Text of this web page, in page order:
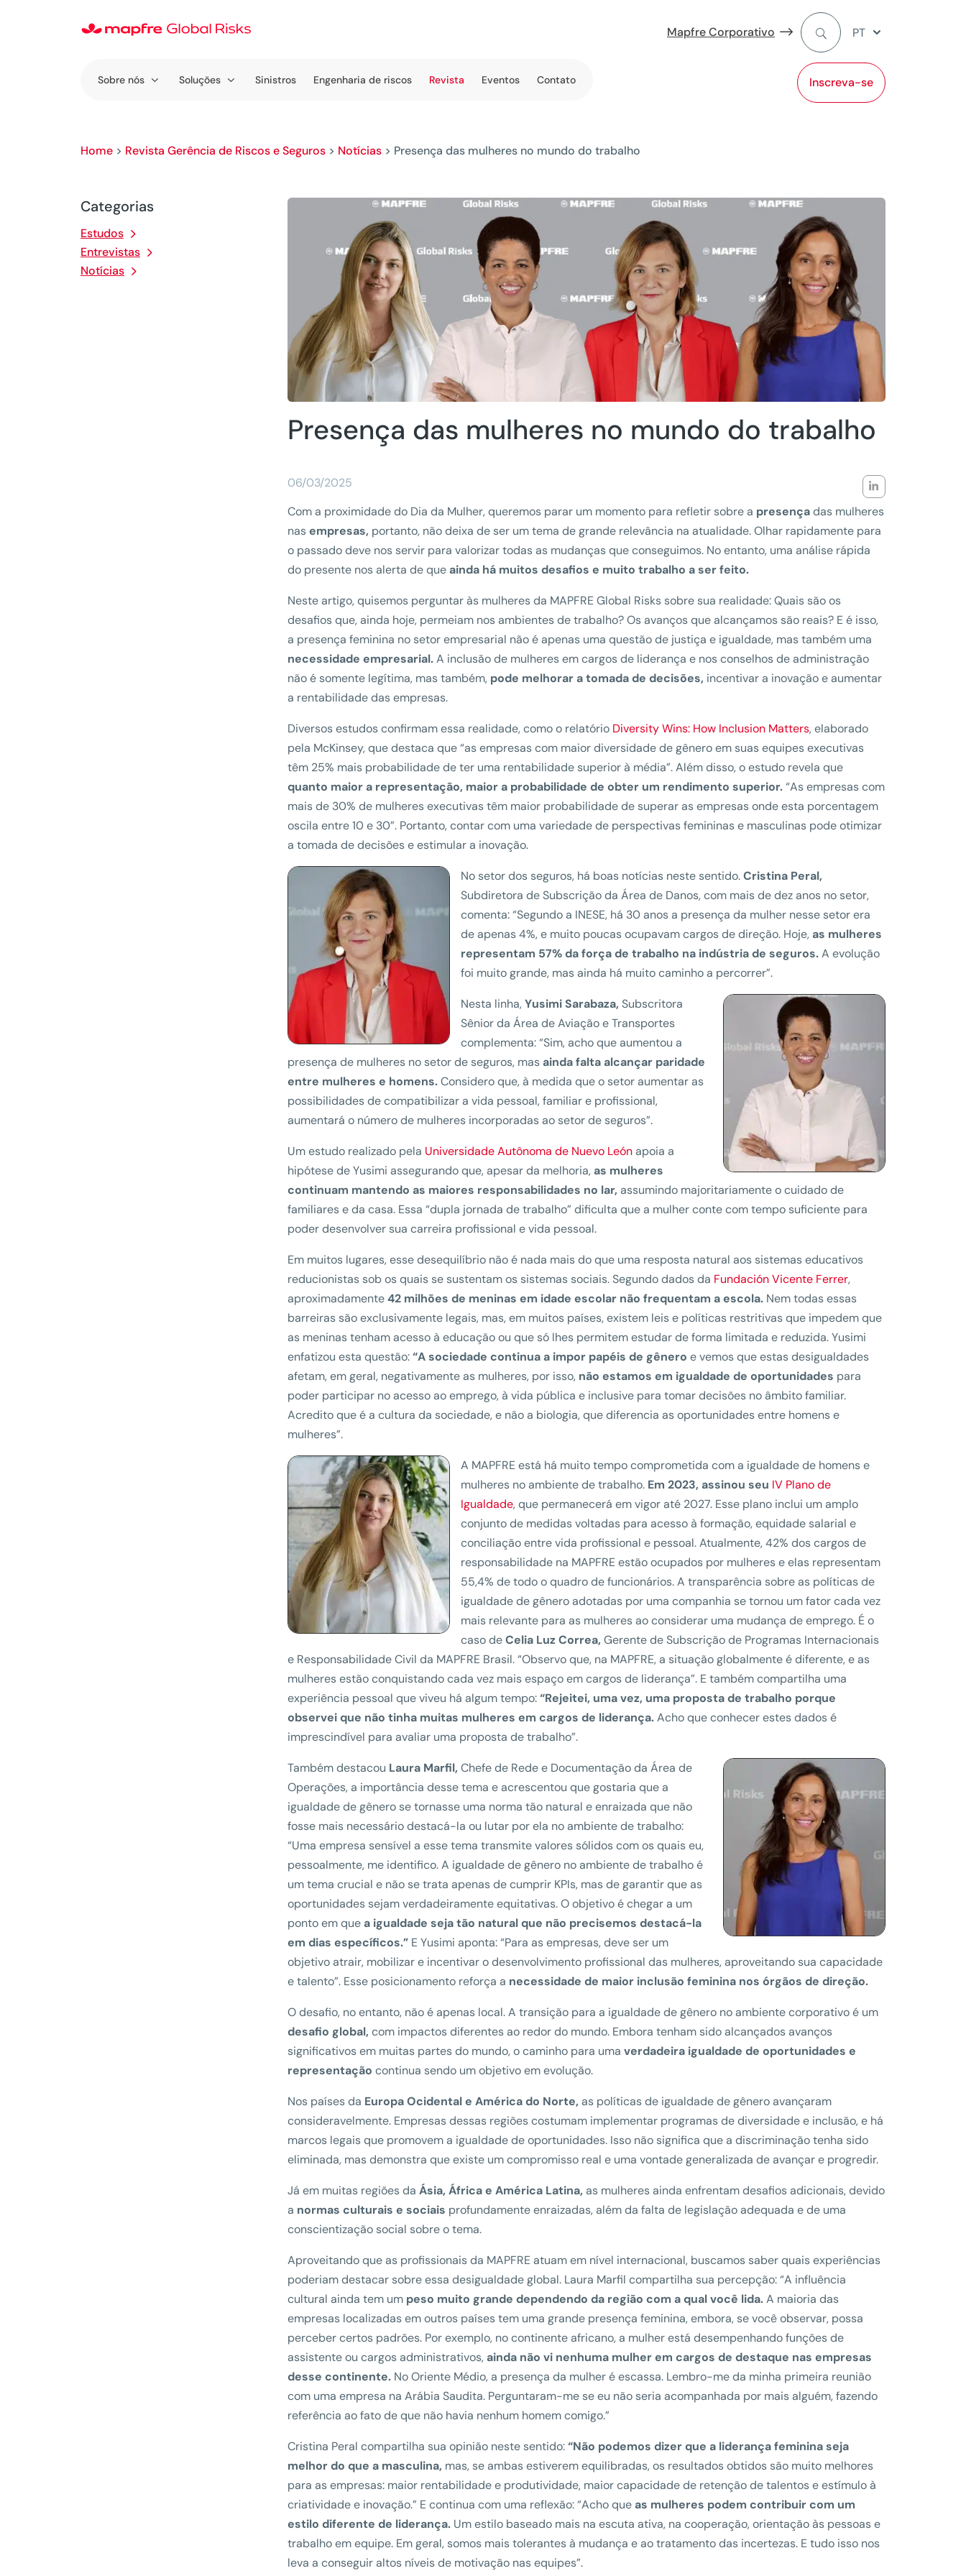
Mapfre Corporativo
Inscreva-se
PT
Sobre nós Soluções Sinistros Engenharia de riscos Revista Eventos Contato
Home > Revista Gerência de Riscos e Seguros > Notícias > Presença das mulheres no mundo do trabalho
Categorias
Estudos
Entrevistas
Notícias
Presença das mulheres no mundo do trabalho
06/03/2025
Com a proximidade do Dia da Mulher, queremos parar um momento para refletir sobre a presençadas mulheres
nasempresas, portanto, não deixa de ser um tema de grande relevância na atualidade. Olhar rapidamente para
o passado deve nos servir para valorizar todas as mudanças que conseguimos. No entanto, uma análise rápida
do presente nos alerta de que ainda há muitos desafios e muito trabalho a ser feito.
Neste artigo, quisemos perguntar às mulheres da MAPFRE Global Risks sobre sua realidade: Quais são os
desafios que, ainda hoje, permeiam nos ambientes de trabalho? Os avanços que alcançamos são reais? E é isso,
a presença feminina no setor empresarial não é apenas uma questão de justiça e igualdade, mas também uma
necessidade empresarial.A inclusão de mulheres em cargos de liderança e nos conselhos de administração
não é somente legítima, mas também, pode melhorar a tomada de decisões, incentivar a inovação e aumentar
a rentabilidade das empresas.
Diversos estudos confirmam essa realidade, como o relatório Diversity Wins: How Inclusion Matters, elaborado
pela McKinsey, que destaca que “as empresas com maior diversidade de gênero em suas equipes executivas
têm 25% mais probabilidade de ter uma rentabilidade superior à média”. Além disso, o estudo revela que
quanto maior a representação, maior a probabilidade de obter um rendimento superior.“As empresas com
mais de 30% de mulheres executivas têm maior probabilidade de superar as empresas onde esta porcentagem
oscila entre 10 e 30”. Portanto, contar com uma variedade de perspectivas femininas e masculinas pode otimizar
a tomada de decisões e estimular a inovação.
No setor dos seguros, há boas notícias neste sentido.Cristina Peral,
Subdiretora de Subscrição da Área de Danos, com mais de dez anos no setor,
comenta: “Segundo a INESE, há 30 anos a presença da mulher nesse setor era
de apenas 4%, e muito poucas ocupavam cargos de direção. Hoje, as mulheres
representam 57% da força de trabalho na indústria de seguros.A evolução
foi muito grande, mas ainda há muito caminho a percorrer”.
Nesta linha,Yusimi Sarabaza, Subscritora
Sênior da Área de Aviação e Transportes
complementa: “Sim, acho que aumentou a
presença de mulheres no setor de seguros, mas ainda falta alcançar paridade
entre mulheres e homens.Considero que, à medida que o setor aumentar as
possibilidades de compatibilizar a vida pessoal, familiar e profissional,
aumentará o número de mulheres incorporadas ao setor de seguros”.
Um estudo realizado pela Universidade Autônoma de Nuevo Leónapoia a
hipótese de Yusimi assegurando que, apesar da melhoria, as mulheres
continuam mantendo as maiores responsabilidades no lar, assumindo majoritariamente o cuidado de
familiares e da casa. Essa “dupla jornada de trabalho” dificulta que a mulher conte com tempo suficiente para
poder desenvolver sua carreira profissional e vida pessoal.
Em muitos lugares, esse desequilíbrio não é nada mais do que uma resposta natural aos sistemas educativos
reducionistas sob os quais se sustentam os sistemas sociais. Segundo dados da Fundación Vicente Ferrer,
aproximadamente42 milhões de meninas em idade escolar não frequentam a escola. Nem todas essas
barreiras são exclusivamente legais, mas, em muitos países, existem leis e políticas restritivas que impedem que
as meninas tenham acesso à educação ou que só lhes permitem estudar de forma limitada e reduzida. Yusimi
enfatizou esta questão:“A sociedade continua a impor papéis de gênero e vemos que estas desigualdades
afetam, em geral, negativamente as mulheres, por isso, não estamos em igualdade de oportunidades para
poder participar no acesso ao emprego, à vida pública e inclusive para tomar decisões no âmbito familiar.
Acredito que é a cultura da sociedade, e não a biologia, que diferencia as oportunidades entre homens e
mulheres”.
A MAPFRE está há muito tempo comprometida com a igualdade de homens e
mulheres no ambiente de trabalho. Em 2023, assinou seu IV Plano de
Igualdade, que permanecerá em vigor até 2027. Esse plano inclui um amplo
conjunto de medidas voltadas para acesso à formação, equidade salarial e
conciliação entre vida profissional e pessoal. Atualmente, 42% dos cargos de
responsabilidade na MAPFRE estão ocupados por mulheres e elas representam
55,4% de todo o quadro de funcionários. A transparência sobre as políticas de
igualdade de gênero adotadas por uma companhia se tornou um fator cada vez
mais relevante para as mulheres ao considerar uma mudança de emprego. É o
caso deCelia Luz Correa, Gerente de Subscrição de Programas Internacionais
e Responsabilidade Civil da MAPFRE Brasil. “Observo que, na MAPFRE, a situação globalmente é diferente, e as
mulheres estão conquistando cada vez mais espaço em cargos de liderança”. E também compartilha uma
experiência pessoal que viveu há algum tempo:“Rejeitei, uma vez, uma proposta de trabalho porque
observei que não tinha muitas mulheres em cargos de liderança.Acho que conhecer estes dados é
imprescindível para avaliar uma proposta de trabalho”.
Também destacou Laura Marfil, Chefe de Rede e Documentação da Área de
Operações, a importância desse tema e acrescentou que gostaria que a
igualdade de gênero se tornasse uma norma tão natural e enraizada que não
fosse mais necessário destacá-la ou lutar por ela no ambiente de trabalho:
“Uma empresa sensível a esse tema transmite valores sólidos com os quais eu,
pessoalmente, me identifico. A igualdade de gênero no ambiente de trabalho é
um tema crucial e não se trata apenas de cumprir KPIs, mas de garantir que as
oportunidades sejam verdadeiramente equitativas. O objetivo é chegar a um
ponto em que a igualdade seja tão natural que não precisemos destacá-la
em dias específicos.” E Yusimi aponta: “Para as empresas, deve ser um
objetivo atrair, mobilizar e incentivar o desenvolvimento profissional das mulheres, aproveitando sua capacidade
e talento”. Esse posicionamento reforça a necessidade de maior inclusão feminina nos órgãos de direção.
O desafio, no entanto, não é apenas local. A transição para a igualdade de gênero no ambiente corporativo é um
desafio global, com impactos diferentes ao redor do mundo. Embora tenham sido alcançados avanços
significativos em muitas partes do mundo, o caminho para umaverdadeira igualdade de oportunidades e
representação continua sendo um objetivo em evolução.
Nos países da Europa Ocidental e América do Norte, as políticas de igualdade de gênero avançaram
consideravelmente. Empresas dessas regiões costumam implementar programas de diversidade e inclusão, e há
marcos legais que promovem a igualdade de oportunidades. Isso não significa que a discriminação tenha sido
eliminada, mas demonstra que existe um compromisso real e uma vontade generalizada de avançar e progredir.
Já em muitas regiões daÁsia, África e América Latina, as mulheres ainda enfrentam desafios adicionais, devido
a normas culturais e sociais profundamente enraizadas, além da falta de legislação adequada e de uma
conscientização social sobre o tema.
Aproveitando que as profissionais da MAPFRE atuam em nível internacional, buscamos saber quais experiências
poderiam destacar sobre essa desigualdade global. Laura Marfil compartilha sua percepção: “A influência
cultural ainda tem um peso muito grande dependendo da região com a qual você lida.A maioria das
empresas localizadas em outros países tem uma grande presença feminina, embora, se você observar, possa
perceber certos padrões. Por exemplo, no continente africano, a mulher está desempenhando funções de
assistente ou cargos administrativos, ainda não vi nenhuma mulher em cargos de destaque nas empresas
desse continente. No Oriente Médio, a presença da mulher é escassa. Lembro-me da minha primeira reunião
com uma empresa na Arábia Saudita. Perguntaram-me se eu não seria acompanhada por mais alguém, fazendo
referência ao fato de que não havia nenhum homem comigo.”
Cristina Peral compartilha sua opinião neste sentido:“Não podemos dizer que a liderança feminina seja
melhor do que a masculina, mas, se ambas estiverem equilibradas, os resultados obtidos são muito melhores
para as empresas: maior rentabilidade e produtividade, maior capacidade de retenção de talentos e estímulo à
criatividade e inovação.” E continua com uma reflexão: “Acho que as mulheres podem contribuir com um
estilo diferente de liderança. Um estilo baseado mais na escuta ativa, na cooperação, orientação às pessoas e
trabalho em equipe. Em geral, somos mais tolerantes à mudança e ao tratamento das incertezas. E tudo isso nos
leva a conseguir altos níveis de motivação nas equipes”.